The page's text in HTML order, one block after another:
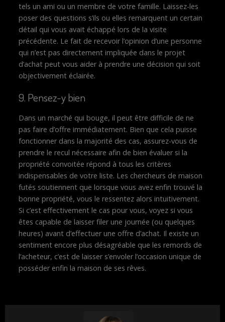
tels un ami ou un membre de votre famille. Laissez-les
poser des questions s’ils ou elles remarquent un certain
détail qui vous avait échappé lors de la visite
précédente. Le fait de recevoir l’opinion d’une personne
qui n’est pas directement impliquée dans le projet
d’achat peut vous aider à prendre une décision qui soit
objectivement éclairée.
9. Pensez-y bien
Dans un marché qui bouge, il peut être difficile de ne
pas faire d’offre immédiatement. Bien que cela puisse
fonctionner dans la majorité des cas, assurez-vous de
prendre le recul nécessaire afin de bien évaluer si la
propriété convoitée répond à tous les critères
indispensables de votre liste. Les chercheurs de maison
futés soutiennent que lorsque vous avez enfin trouvé la
bonne propriété, vous le ressentez alors intuitivement.
Si c’est effectivement le cas pour vous, voyez si vous
êtes capable de laisser filer une journée (ou quelques
heures) avant d’effectuer une offre d’achat. Il existe un
sentiment encore plus désagréable que les remords de
l’acheteur, c’est de laisser s’envoler l’occasion unique de
posséder enfin la maison de ses rêves.